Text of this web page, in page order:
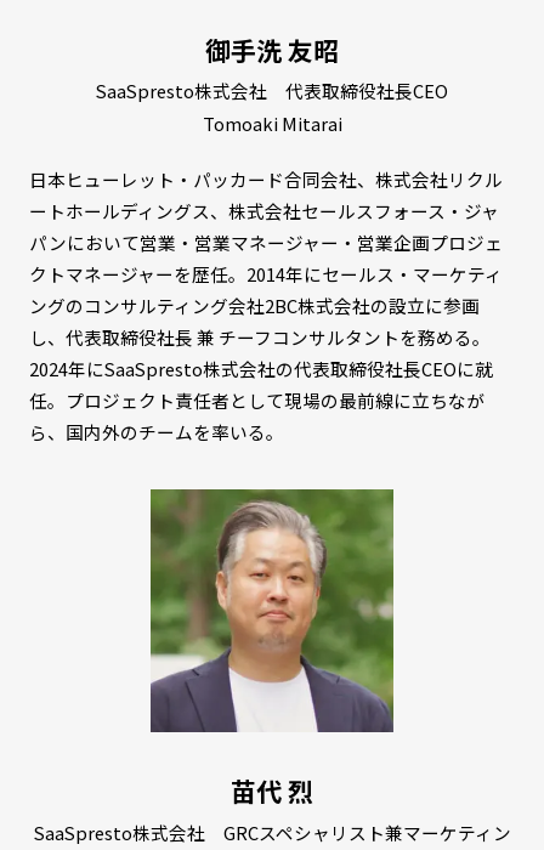
御手洗 友昭
SaaSpresto株式会社 代表取締役社長CEO
Tomoaki Mitarai
日本ヒューレット・パッカード合同会社、株式会社リクル
ートホールディングス、株式会社セールスフォース・ジャ
パンにおいて営業・営業マネージャー・営業企画プロジェ
クトマネージャーを歴任。2014年にセールス・マーケティ
ングのコンサルティング会社2BC株式会社の設立に参画
し、代表取締役社長 兼 チーフコンサルタントを務める。
2024年にSaaSpresto株式会社の代表取締役社長CEOに就
任。プロジェクト責任者として現場の最前線に立ちなが
ら、国内外のチームを率いる。
苗代 烈
SaaSpresto株式会社 GRCスペシャリスト兼マーケティン